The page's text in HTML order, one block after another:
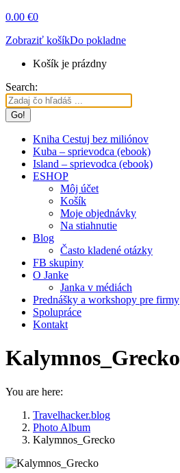
0.00 €0
Zobraziť košíkDo pokladne
Košík je prázdny
Search:
Kniha Cestuj bez miliónov
Kuba – sprievodca (ebook)
Island – sprievodca (ebook)
ESHOP
Môj účet
Košík
Moje objednávky
Na stiahnutie
Blog
Často kladené otázky
FB skupiny
O Janke
Janka v médiách
Prednášky a workshopy pre firmy
Spolupráce
Kontakt
Kalymnos_Grecko
You are here:
Travelhacker.blog
Photo Album
Kalymnos_Grecko